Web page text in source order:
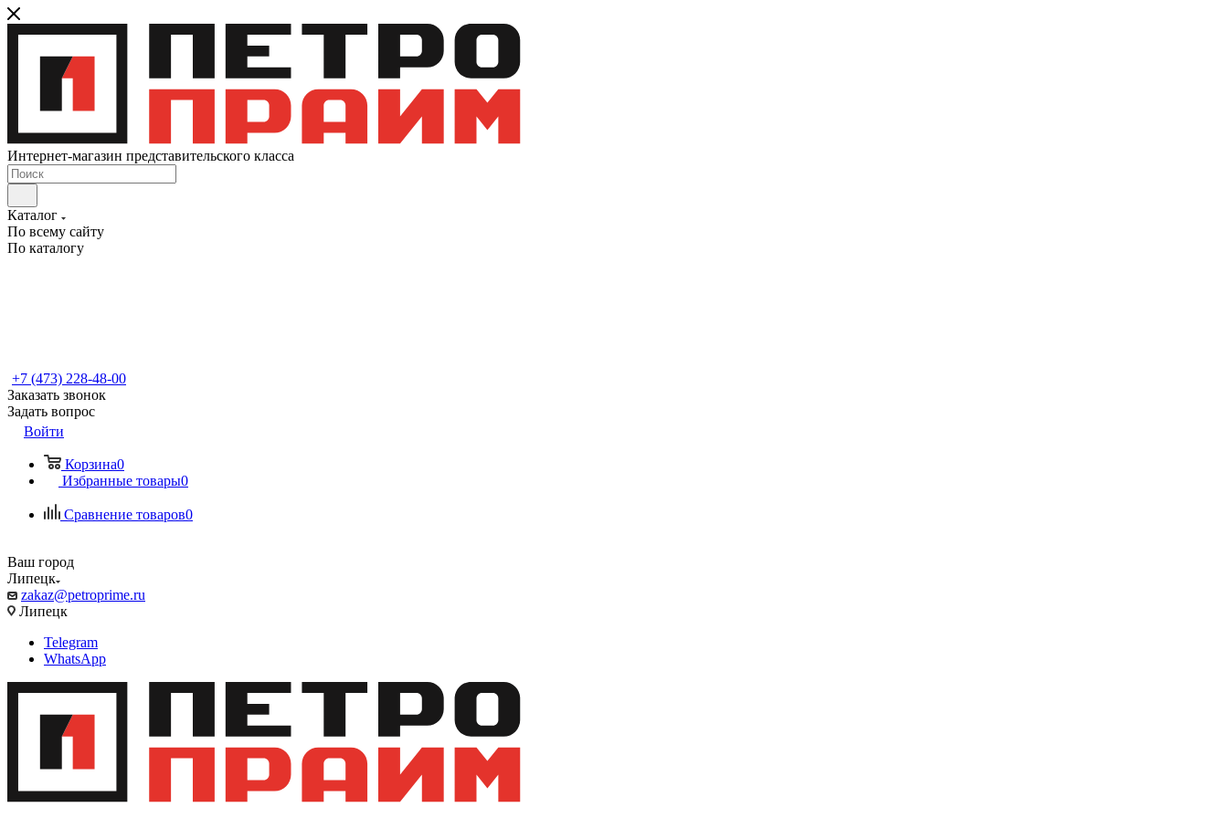
Интернет-магазин представительского класса
Каталог
По всему сайту
По каталогу
+7 (473) 228-48-00
Заказать звонок
Задать вопрос
Войти
Корзина0
Избранные товары0
Сравнение товаров0
Ваш город
Липецк
zakaz@petroprime.ru
Липецк
Telegram
WhatsApp